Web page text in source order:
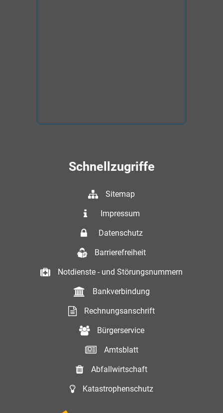
Schnellzugriffe
Sitemap
Impressum
Datenschutz
Barrierefreiheit
Notdienste - und Störungsnummern
Bankverbindung
Rechnungsanschrift
Bürgerservice
Amtsblatt
Abfallwirtschaft
Katastrophenschutz